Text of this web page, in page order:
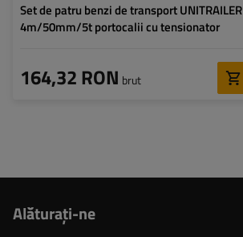
Set de patru benzi de transport UNITRAILER
4m/50mm/5t portocalii cu tensionator
164,32 RON brut
Alăturaţi-ne